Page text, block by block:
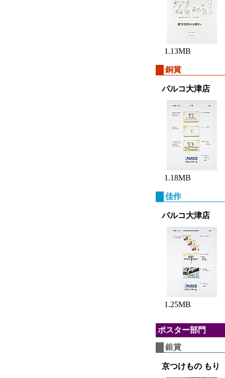
1.13MB
銅賞
パルコ大津店
1.18MB
佳作
パルコ大津店
1.25MB
ポスター部門
銀賞
京つけもの もり